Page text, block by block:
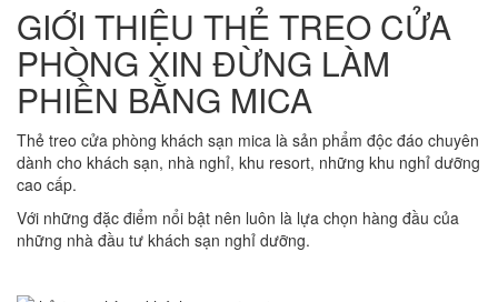
GIỚI THIỆU THẺ TREO CỬA
PHÒNG XIN ĐỪNG LÀM
PHIỀN BẰNG MICA
Thẻ treo cửa phòng khách sạn mica là sản phẩm độc đáo chuyên
dành cho khách sạn, nhà nghỉ, khu resort, những khu nghỉ dưỡng
cao cấp.
Với những đặc điểm nổi bật nên luôn là lựa chọn hàng đầu của
những nhà đầu tư khách sạn nghỉ dưỡng.